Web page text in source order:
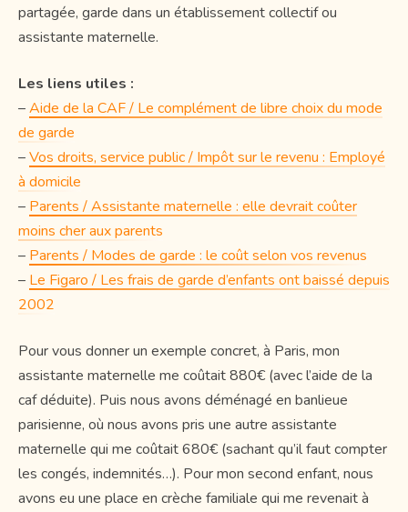
partagée, garde dans un établissement collectif ou
assistante maternelle.
Les liens utiles :
–Aide de la CAF / Le complément de libre choix du mode
de garde
–Vos droits, service public / Impôt sur le revenu : Employé
à domicile
– Parents / Assistante maternelle : elle devrait coûter
moins cher aux parents
– Parents / Modes de garde : le coût selon vos revenus
– Le Figaro / Les frais de garde d’enfants ont baissé depuis
2002
Pour vous donner un exemple concret, à Paris, mon
assistante maternelle me coûtait 880€ (avec l’aide de la
caf déduite). Puis nous avons déménagé en banlieue
parisienne, où nous avons pris une autre assistante
maternelle qui me coûtait 680€ (sachant qu’il faut compter
les congés, indemnités…). Pour mon second enfant, nous
avons eu une place en crèche familiale qui me revenait à